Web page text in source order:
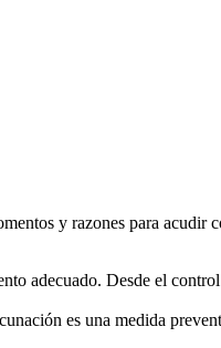
y razones para
adecuado. Desde el
es una medida